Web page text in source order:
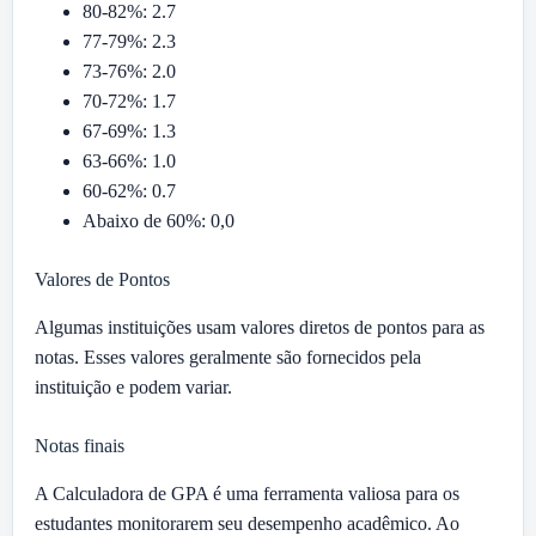
80-82%: 2.7
77-79%: 2.3
73-76%: 2.0
70-72%: 1.7
67-69%: 1.3
63-66%: 1.0
60-62%: 0.7
Abaixo de 60%: 0,0
Valores de Pontos
Algumas instituições usam valores diretos de pontos para as
notas. Esses valores geralmente são fornecidos pela
instituição e podem variar.
Notas finais
A Calculadora de GPA é uma ferramenta valiosa para os
estudantes monitorarem seu desempenho acadêmico. Ao